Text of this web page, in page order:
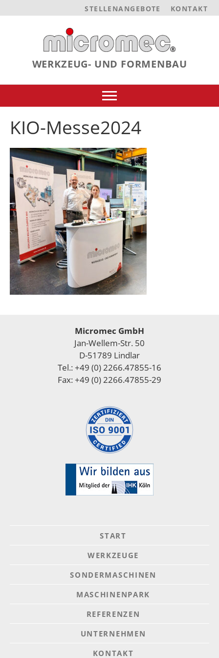
KONTAKT
STELLENANGEBOTE
WERKZEUG- UND FORMENBAU
KIO-Messe2024
Micromec GmbH
Jan-Wellem-Str. 50
D-51789 Lindlar
Tel.: +49 (0) 2266.47855-16
Fax: +49 (0) 2266.47855-29
START
WERKZEUGE
SONDERMASCHINEN
MASCHINENPARK
REFERENZEN
UNTERNEHMEN
KONTAKT